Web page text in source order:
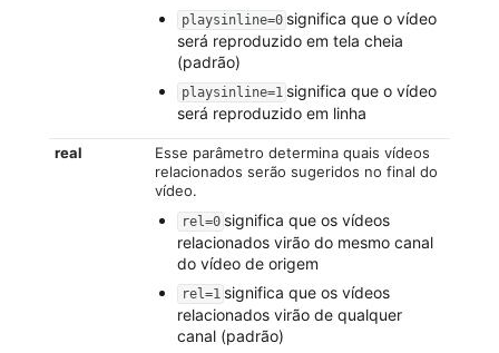
playsinline=0 significa que o vídeo
será reproduzido em tela cheia
(padrão)
playsinline=1 significa que o vídeo
será reproduzido em linha
real
Esse parâmetro determina quais vídeos
relacionados serão sugeridos no final do
vídeo.
rel=0 significa que os vídeos
relacionados virão do mesmo canal
do vídeo de origem
rel=1 significa que os vídeos
relacionados virão de qualquer
canal (padrão)